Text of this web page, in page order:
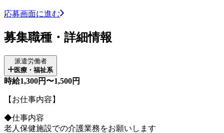
応募画面に進む
募集職種・詳細情報
派遣労働者
医療・福祉系
時給1,300円〜1,500円
【お仕事内容】
◆仕事内容
老人保健施設での介護業務をお願いします